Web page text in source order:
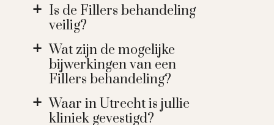
a
Is de Fillers behandeling
veilig?
a
Wat zijn de mogelijke
bijwerkingen van een
Fillers behandeling?
a
Waar in Utrecht is jullie
kliniek gevestigd?